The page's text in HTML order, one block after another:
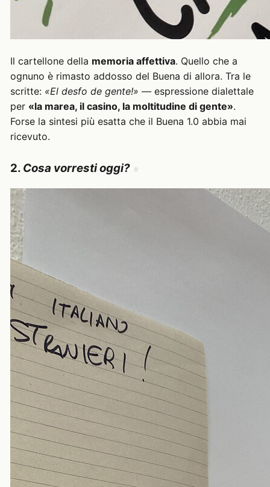
Il cartellone della memoria affettiva. Quello che a
ognuno è rimasto addosso del Buena di allora. Tra le
scritte: «El desfo de gente!» — espressione dialettale
per «la marea, il casino, la moltitudine di gente».
Forse la sintesi più esatta che il Buena 1.0 abbia mai
ricevuto.
2. Cosa vorresti oggi? #